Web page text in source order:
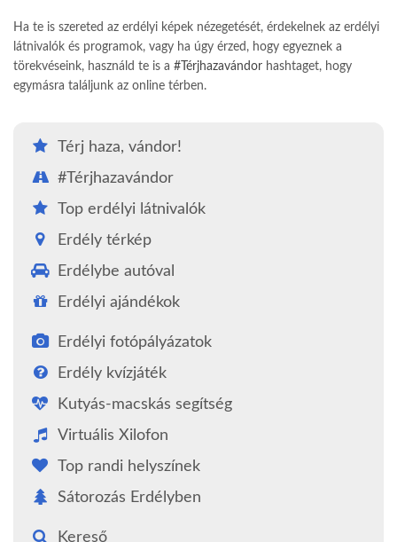
Ha te is szereted az erdélyi képek nézegetését, érdekelnek az erdélyi
látnivalók és programok, vagy ha úgy érzed, hogy egyeznek a
törekvéseink, használd te is a #Térjhazavándor hashtaget, hogy
egymásra találjunk az online térben.
Térj haza, vándor!
#Térjhazavándor
Top erdélyi látnivalók
Erdély térkép
Erdélybe autóval
Erdélyi ajándékok
Erdélyi fotópályázatok
Erdély kvízjáték
Kutyás-macskás segítség
Virtuális Xilofon
Top randi helyszínek
Sátorozás Erdélyben
Kereső